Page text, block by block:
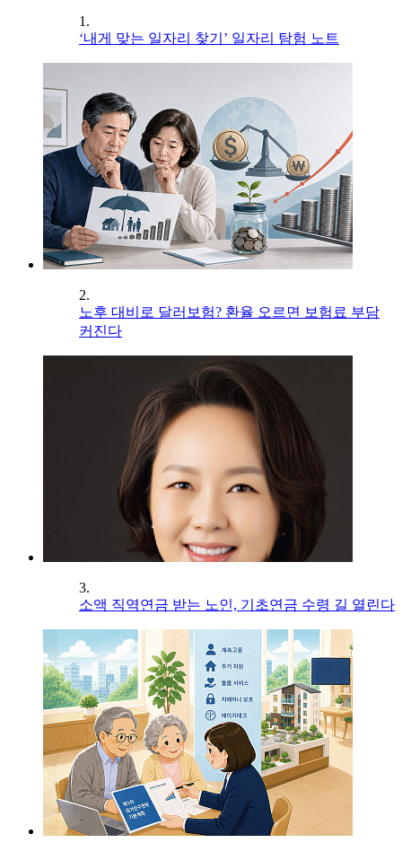
1.
‘내게 맞는 일자리 찾기’ 일자리 탐험 노트
2.
노후 대비로 달러보험? 환율 오르면 보험료 부담
커진다
3.
소액 직역연금 받는 노인, 기초연금 수령 길 열린다